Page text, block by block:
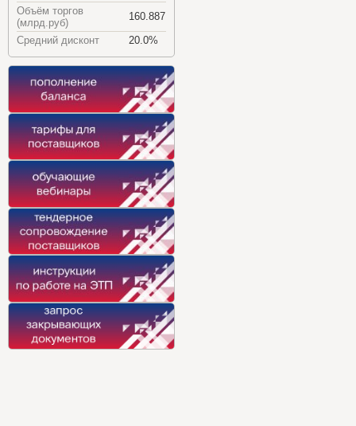
Объём торгов
(млрд.руб)
160.887
Средний дисконт
20.0%